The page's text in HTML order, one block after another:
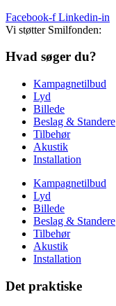
Facebook-f Linkedin-in
Vi støtter Smilfonden:
Hvad søger du?
Kampagnetilbud
Lyd
Billede
Beslag & Standere
Tilbehør
Akustik
Installation
Kampagnetilbud
Lyd
Billede
Beslag & Standere
Tilbehør
Akustik
Installation
Det praktiske